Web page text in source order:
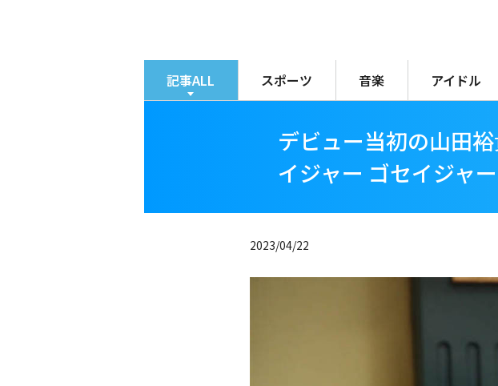
記事ALL スポーツ 音楽 アイドル
デビュー当初の山田
イジャー ゴセイジャ
2023/04/22